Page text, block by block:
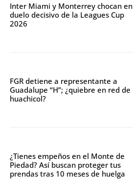
Inter Miami y Monterrey chocan en
duelo decisivo de la Leagues Cup
2026
FGR detiene a representante a
Guadalupe “H”; ¿quiebre en red de
huachicol?
¿Tienes empeños en el Monte de
Piedad? Así buscan proteger tus
prendas tras 10 meses de huelga